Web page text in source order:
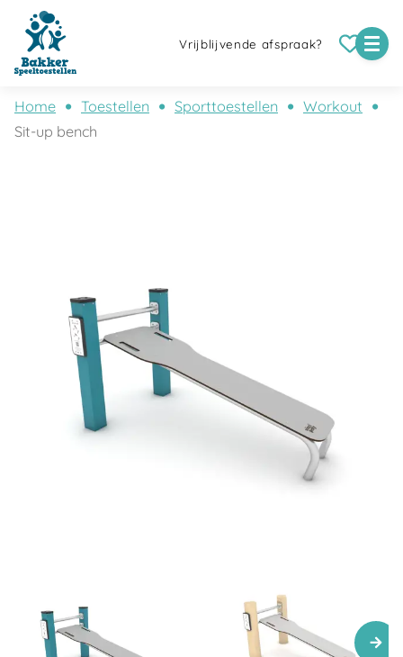
Vrijblijvende afspraak?
Home Toestellen Sporttoestellen
Workout
Sit-up bench